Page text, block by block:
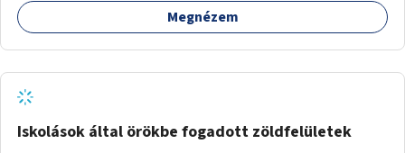
Megnézem
Iskolások által örökbe fogadott zöldfelületek